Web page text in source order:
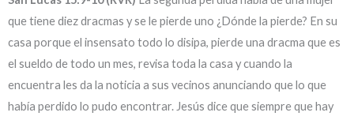
que tiene diez dracmas y se le pierde uno ¿Dónde la pierde? En su
casa porque el insensato todo lo disipa, pierde una dracma que es
el sueldo de todo un mes, revisa toda la casa y cuando la
encuentra les da la noticia a sus vecinos anunciando que lo que
había perdido lo pudo encontrar. Jesús dice que siempre que hay